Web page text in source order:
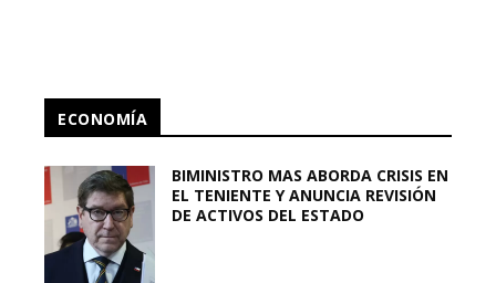
ECONOMÍA
BIMINISTRO MAS ABORDA CRISIS EN
EL TENIENTE Y ANUNCIA REVISIÓN
DE ACTIVOS DEL ESTADO